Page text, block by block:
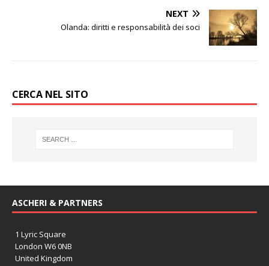
NEXT
Olanda: diritti e responsabilità dei soci
CERCA NEL SITO
ASCHERI & PARTNERS
1 Lyric Square
London W6 0NB
United Kingdom